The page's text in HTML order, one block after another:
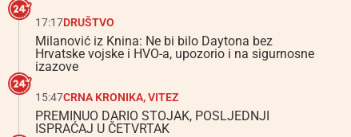
17:17DRUŠTVO
Milanović iz Knina: Ne bi bilo Daytona bez
Hrvatske vojske i HVO-a, upozorio i na sigurnosne
izazove
15:47CRNA KRONIKA,VITEZ
PREMINUO DARIO STOJAK, POSLJEDNJI
ISPRAĆAJ U ČETVRTAK